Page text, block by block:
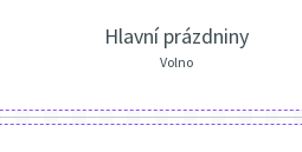
Hlavní prázdniny
Volno